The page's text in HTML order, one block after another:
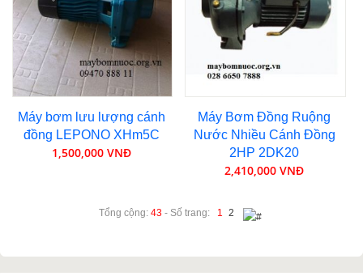
Máy bơm lưu lượng cánh
đồng LEPONO XHm5C
1,500,000 VNĐ
Máy Bơm Đồng Ruộng
Nước Nhiều Cánh Đồng
2HP 2DK20
2,410,000 VNĐ
Tổng cộng: 43- Số trang: 1 2